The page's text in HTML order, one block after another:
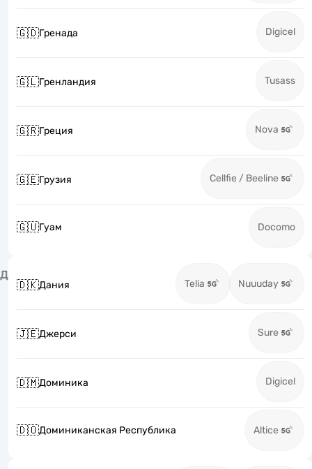
🇬🇩Гренада Digicel
🇬🇱Гренландия Tusass
🇬🇷Греция Nova
🇬🇪Грузия Cellfie / Beeline
🇬🇺Гуам Docomo
Д
🇩🇰Дания Telia Nuuuday
🇯🇪Джерси Sure
🇩🇲Доминика Digicel
🇩🇴Доминиканская Республика Altice